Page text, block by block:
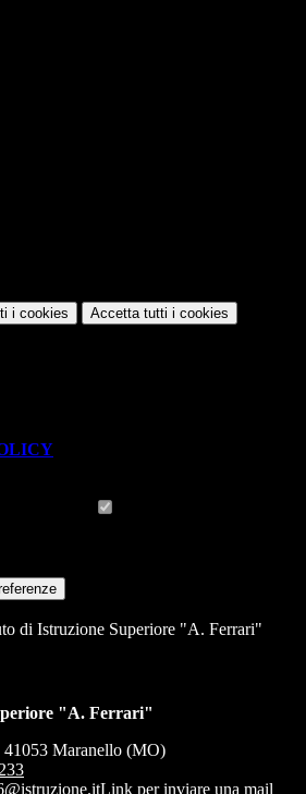
i cookies Accetta tutti i cookies
di Istruzione Superiore "A. Ferrari"
"A. Ferrari"
Maranello (MO)
Link per inviare una mail